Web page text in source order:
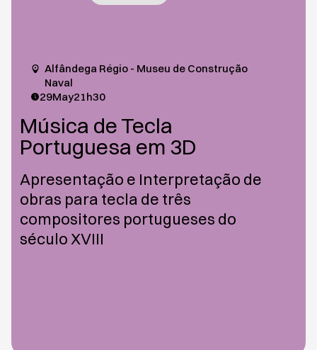
Alfândega Régio - Museu de Construção
Naval
29May21h30
Música de Tecla
Portuguesa em 3D
Apresentação e Interpretação de
obras para tecla de três
compositores portugueses do
século XVIII